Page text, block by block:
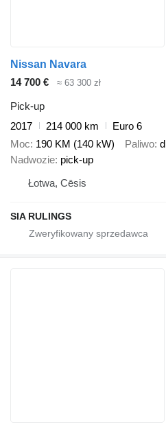
Nissan Navara
14 700 €
≈ 63 300 zł
Pick-up
2017
214 000 km
Euro 6
Moc 190 KM (140 kW) Paliwo
Nadwozie pick-up
Łotwa, Cēsis
SIA RULINGS